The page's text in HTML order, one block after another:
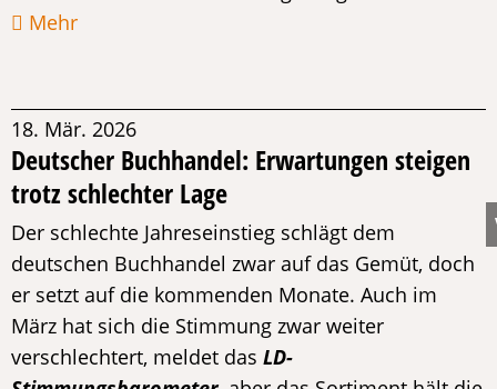
Mehr
18. Mär. 2026
Deutscher Buchhandel: Erwartungen steigen
trotz schlechter Lage
Der schlechte Jahreseinstieg schlägt dem
deutschen Buchhandel zwar auf das Gemüt, doch
er setzt auf die kommenden Monate. Auch im
März hat sich die Stimmung zwar weiter
verschlechtert, meldet das LD-